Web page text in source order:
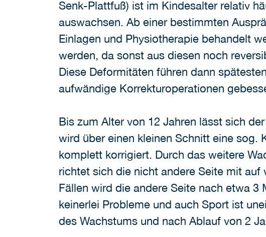
Senk-Plattfuß) ist im Kindesalter relativ
auswachsen. Ab einer bestimmten
Einlagen und Physiotherapie behandelt
werden, da sonst aus diesen noch
Diese Deformitäten führen dann
aufwändige Korrekturoperationen
Bis zum Alter von 12 Jahren lässt sich
wird über einen kleinen Schnitt eine
komplett korrigiert. Durch das weitere
richtet sich die nicht andere Seite mit
Fällen wird die andere Seite nach etwa 3
keinerlei Probleme und auch Sport ist
des Wachstums und nach Ablauf von 2